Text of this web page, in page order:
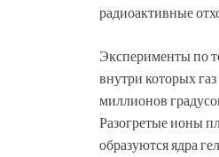
радиоактивные
Эксперименты по
внутри которых
миллионов
Разогретые ионы
образуются ядра